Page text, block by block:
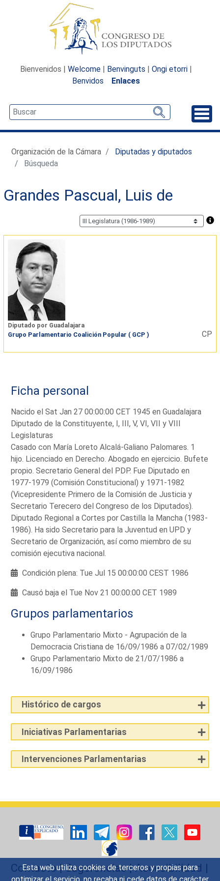
Esta web utiliza cookies de terceros y propias para
Bienvenidos | Welcome | Benvinguts | Ongi etorri |
Benvidos
Enlaces
Organización de la Cámara
Diputadas y diputados
Búsqueda
Grandes Pascual, Luis de
Diputado por Guadalajara
Grupo Parlamentario Coalición Popular ( GCP )
CP
Ficha personal
Nacido el Sat Jan 27 00:00:00 CET 1945 en Guadalajara
Diputado de la Constituyente, I, III, V, VI, VII y VIII
Legislaturas
Casado con María Loreto Alcalá-Galiano Palomares. 1
hijo. Licenciado en Derecho. Abogado en ejercicio. Bufete
propio. Secretario General del PDP. Fue Diputado en
1977-1979 (Comisión Constitucional) y 1971-1982
(Vicepresidente Primero de la Comisión de Justicia y
Secretario Terecero del Congreso de los Diputados).
Diputado Regional a Cortes por Castilla la Mancha (1983-
1986). Ha sido Secretario para la Juventud en UPD y
Secretario de Organización, así como miembro de su
comisión ejecutiva nacional.
Condición plena: Tue Jul 15 00:00:00 CEST 1986
Causó baja el Tue Nov 21 00:00:00 CET 1989
Grupos parlamentarios
Grupo Parlamentario Mixto - Agrupación de la
Democracia Cristiana de 16/09/1986 a 07/02/1989
Grupo Parlamentario Mixto de 21/07/1986 a
16/09/1986
Histórico de cargos
Iniciativas Parlamentarias
Intervenciones Parlamentarias
Contacto|Sugerencias|Accesibilidad |